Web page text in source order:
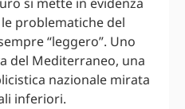
problematiche del
“leggero”. Uno
del Mediterraneo, una
nazionale mirata
inferiori.